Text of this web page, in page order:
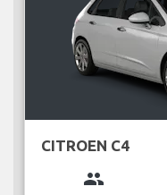
CITROEN C4
group